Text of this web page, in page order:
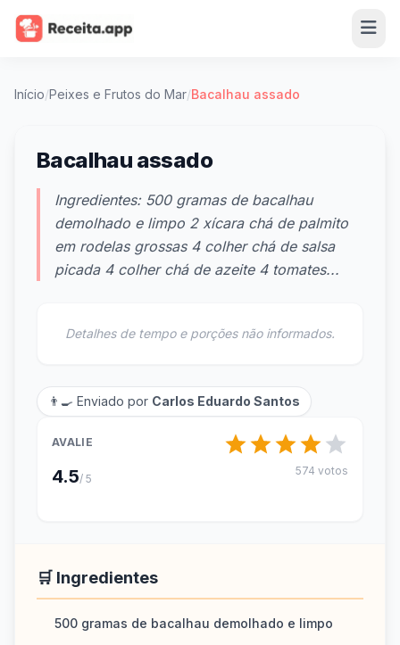
Início/Peixes e Frutos do Mar/Bacalhau assado
Bacalhau assado
Ingredientes: 500 gramas de bacalhau
demolhado e limpo 2 xícara chá de palmito
em rodelas grossas 4 colher chá de salsa
picada 4 colher chá de azeite 4 tomates...
Detalhes de tempo e porções não informados.
👨‍🍳 Enviado por Carlos Eduardo Santos
AVALIE
4.5/ 5
574 votos
🛒 Ingredientes
500 gramas de bacalhau demolhado e limpo